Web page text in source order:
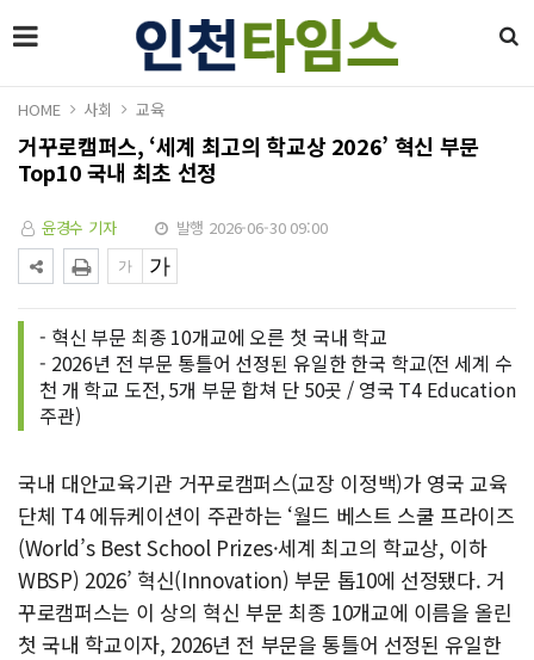
HOME 사회 교육
거꾸로캠퍼스, ‘세계 최고의 학교상 2026’ 혁신 부문
Top10 국내 최초 선정
윤경수 기자 발행 2026-06-30 09:00
- 혁신 부문 최종 10개교에 오른 첫 국내 학교
- 2026년 전 부문 통틀어 선정된 유일한 한국 학교(전 세계 수
천 개 학교 도전, 5개 부문 합쳐 단 50곳 / 영국 T4 Education
주관)
국내 대안교육기관 거꾸로캠퍼스(교장 이정백)가 영국 교육
단체 T4 에듀케이션이 주관하는 ‘월드 베스트 스쿨 프라이즈
(World’s Best School Prizes·세계 최고의 학교상, 이하
WBSP) 2026’ 혁신(Innovation) 부문 톱10에 선정됐다. 거
꾸로캠퍼스는 이 상의 혁신 부문 최종 10개교에 이름을 올린
첫 국내 학교이자, 2026년 전 부문을 통틀어 선정된 유일한